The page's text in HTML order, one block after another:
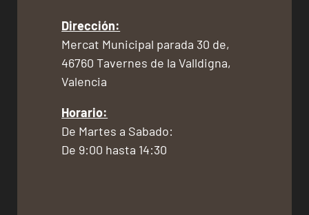
Dirección:
Mercat Municipal parada 30 de,
46760 Tavernes de la Valldigna,
Valencia
Horario:
De Martes a Sabado:
De 9:00 hasta 14:30